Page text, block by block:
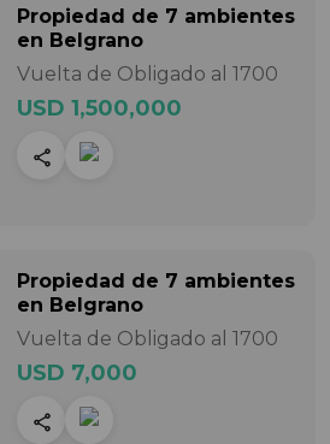
Propiedad de 7 ambientes
en Belgrano
Vuelta de Obligado al 1700
USD 1,500,000
Propiedad de 7 ambientes
en Belgrano
Vuelta de Obligado al 1700
USD 7,000